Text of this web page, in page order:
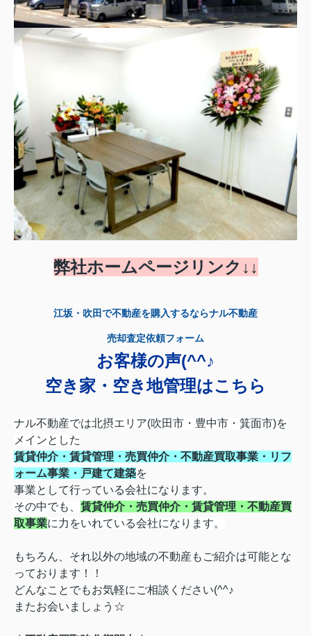
弊社ホームページリンク↓↓
江坂・吹田で不動産を購入するならナル不動産
売却査定依頼フォーム
お客様の声(^^♪
空き家・空き地管理はこちら
ナル不動産では北摂エリア(吹田市・豊中市・箕面市)を
メインとした
賃貸仲介・賃貸管理・売買仲介・不動産買取事業・リフ
ォーム事業・戸建て建築を
事業として行っている会社になります。
その中でも、 賃貸仲介・売買仲介・賃貸管理・不動産買
取事業に力をいれている会社になります。
もちろん、それ以外の地域の不動産もご紹介は可能とな
っております！！
どんなことでもお気軽にご相談ください(^^♪
またお会いましょう☆